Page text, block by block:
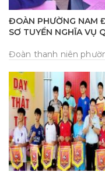
ĐOÀN PHƯỜNG NAM
SƠ TUYỂN NGHĨA VỤ
Đoàn thanh niên